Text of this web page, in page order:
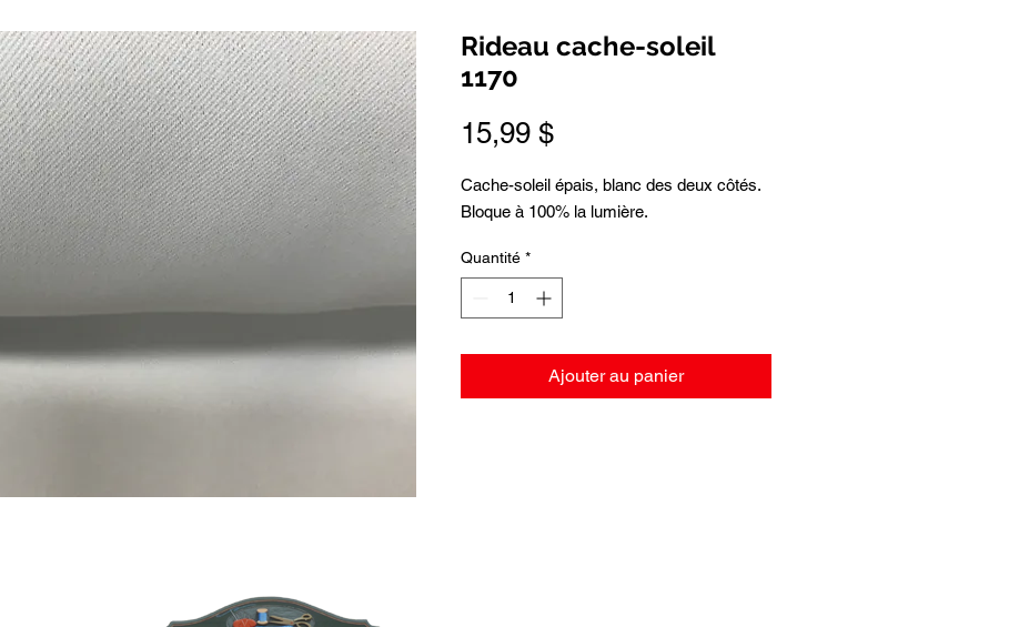
Rideau cache-soleil
1170
15,99 $Prix
Cache-soleil épais, blanc des deux côtés.
Bloque à 100% la lumière.
Quantité *
Ajouter au panier